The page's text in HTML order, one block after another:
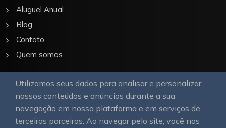
Utilizamos seus dados para analisar e personalizar
nossos conteúdos e anúncios durante a sua
navegação em nossa plataforma e em serviços de
terceiros parceiros. Ao navegar pelo site, você nos
Aluguel Anual
Blog
Contato
Quem somos
Nossa Galeria